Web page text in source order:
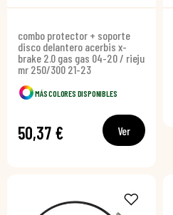
combo protector + soporte
disco delantero acerbis x-
brake 2.0 gas gas 04-20 / rieju
mr 250/300 21-23
MÁS COLORES DISPONIBLES
50,37 € Ver